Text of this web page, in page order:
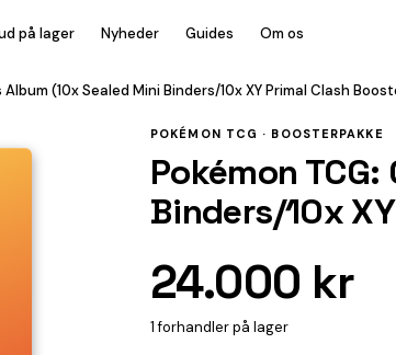
på lager Nyheder Guides Om os
(10x Sealed Mini Binders/10x XY Primal Clash
POKÉMON TCG · BOOSTERPAKKE
Pokémon
Binders/10x
24.000 kr
1 forhandler på lager